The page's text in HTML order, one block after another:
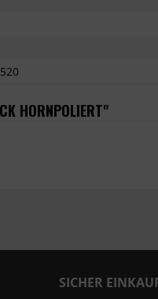
HORNPOLIERT"
SICHER